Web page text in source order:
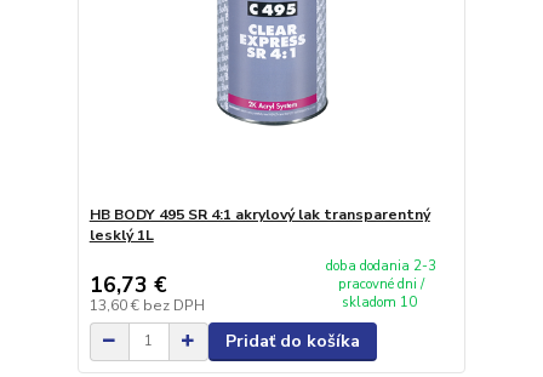
HB BODY 495 SR 4:1 akrylový lak transparentný
lesklý 1L
16,73 €
13,60 € bez DPH
doba dodania 2-3
pracovné dni /
skladom 10
Pridať do košíka